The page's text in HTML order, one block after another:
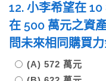
12. 小李希望在
在 500 萬元之資
問未來相同購買
(A) 572 萬元